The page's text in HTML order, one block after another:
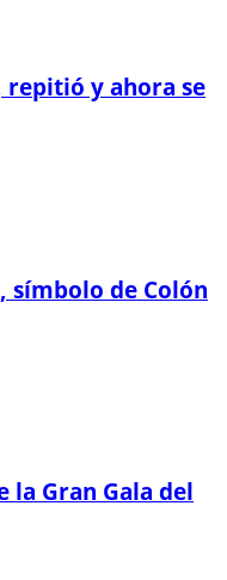
y ahora se
símbolo de Colón
la Gran Gala del